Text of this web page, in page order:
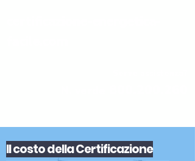
IlcostodellaCertificazione